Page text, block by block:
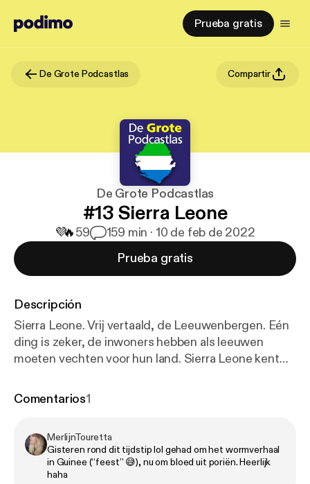
Prueba gratis
De Grote Podcastlas Compartir
De Grote Podcastlas
#13 Sierra Leone
💜🔥59 159 min · 10 de feb de 2022
Prueba gratis
Descripción
Sierra Leone. Vrij vertaald, de Leeuwenbergen. Eén
ding is zeker, de inwoners hebben als leeuwen
moeten vechten voor hun land. Sierra Leone kent
samenlevende volkeren, religieuze diversiteit en
Leone vooral van de extreem valse start die ze
hadden na hun onafhankelijkheid. De burgeroorlog
stortte Sierra Leone in een alles verzwelgende
Comentarios1
MerlijnTouretta
Gisteren rond dit tijdstip lol gehad om het wormverhaal
in Guinee (“feest” 😅), nu om bloed uit poriën. Heerlijk
haha